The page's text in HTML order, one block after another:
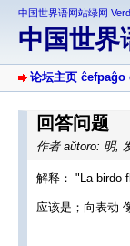
中国世界语网站绿网
中国世
论坛主页
回答问题
作者 aŭtoro: 明,
解释： "La birdo
应该是；向表动